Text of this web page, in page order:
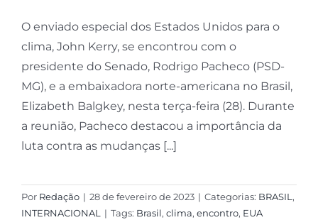
O enviado especial dos Estados Unidos para o
clima, John Kerry, se encontrou com o
presidente do Senado, Rodrigo Pacheco (PSD-
MG), e a embaixadora norte-americana no Brasil,
Elizabeth Balgkey, nesta terça-feira (28). Durante
a reunião, Pacheco destacou a importância da
luta contra as mudanças [...]
Por Redação | 28 de fevereiro de 2023 | Categorias: BRASIL,
INTERNACIONAL | Tags: Brasil, clima, encontro, EUA